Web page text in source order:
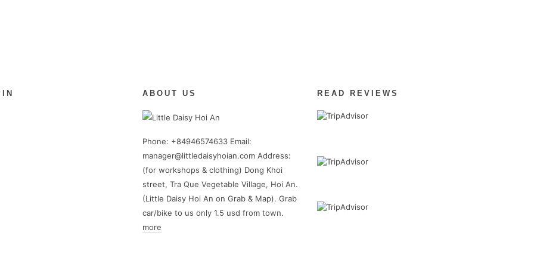
ABOUT US
Phone: +84946574633 Email:
manager@littledaisyhoian.com Address:
(for workshops & clothing) Dong Khoi
street, Tra Que Vegetable Village, Hoi An.
(Little Daisy Hoi An on Grab & Map). Grab
car/bike to us only 1.5 usd from town.
more
READ REVIEWS